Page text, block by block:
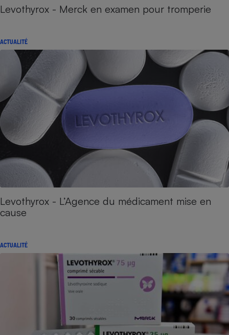
Levothyrox - Merck en examen pour tromperie
ACTUALITÉ
Levothyrox - L’Agence du médicament mise en
cause
ACTUALITÉ